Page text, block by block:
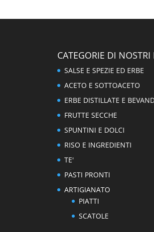
CATEGORIE DI
SALSE E SPEZIE ED ERBE
ACETO E SOTTOACETO
ERBE DISTILLATE E
FRUTTE SECCHE
SPUNTINI E DOLCI
RISO E INGREDIENTI
TE'
PASTI PRONTI
ARTIGIANATO
PIATTI
SCATOLE